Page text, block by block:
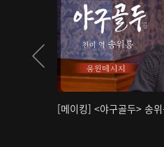
[메이킹] <야구골두> 송